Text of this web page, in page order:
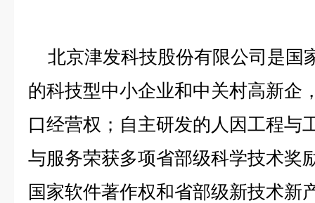
北京津发科技股份有限公司是国
的科技型中小企业和中关村高新企
口经营权；自主研发的人因工程与
与服务荣获多项省部级科学技术奖
国家软件著作权和省部级新技术新